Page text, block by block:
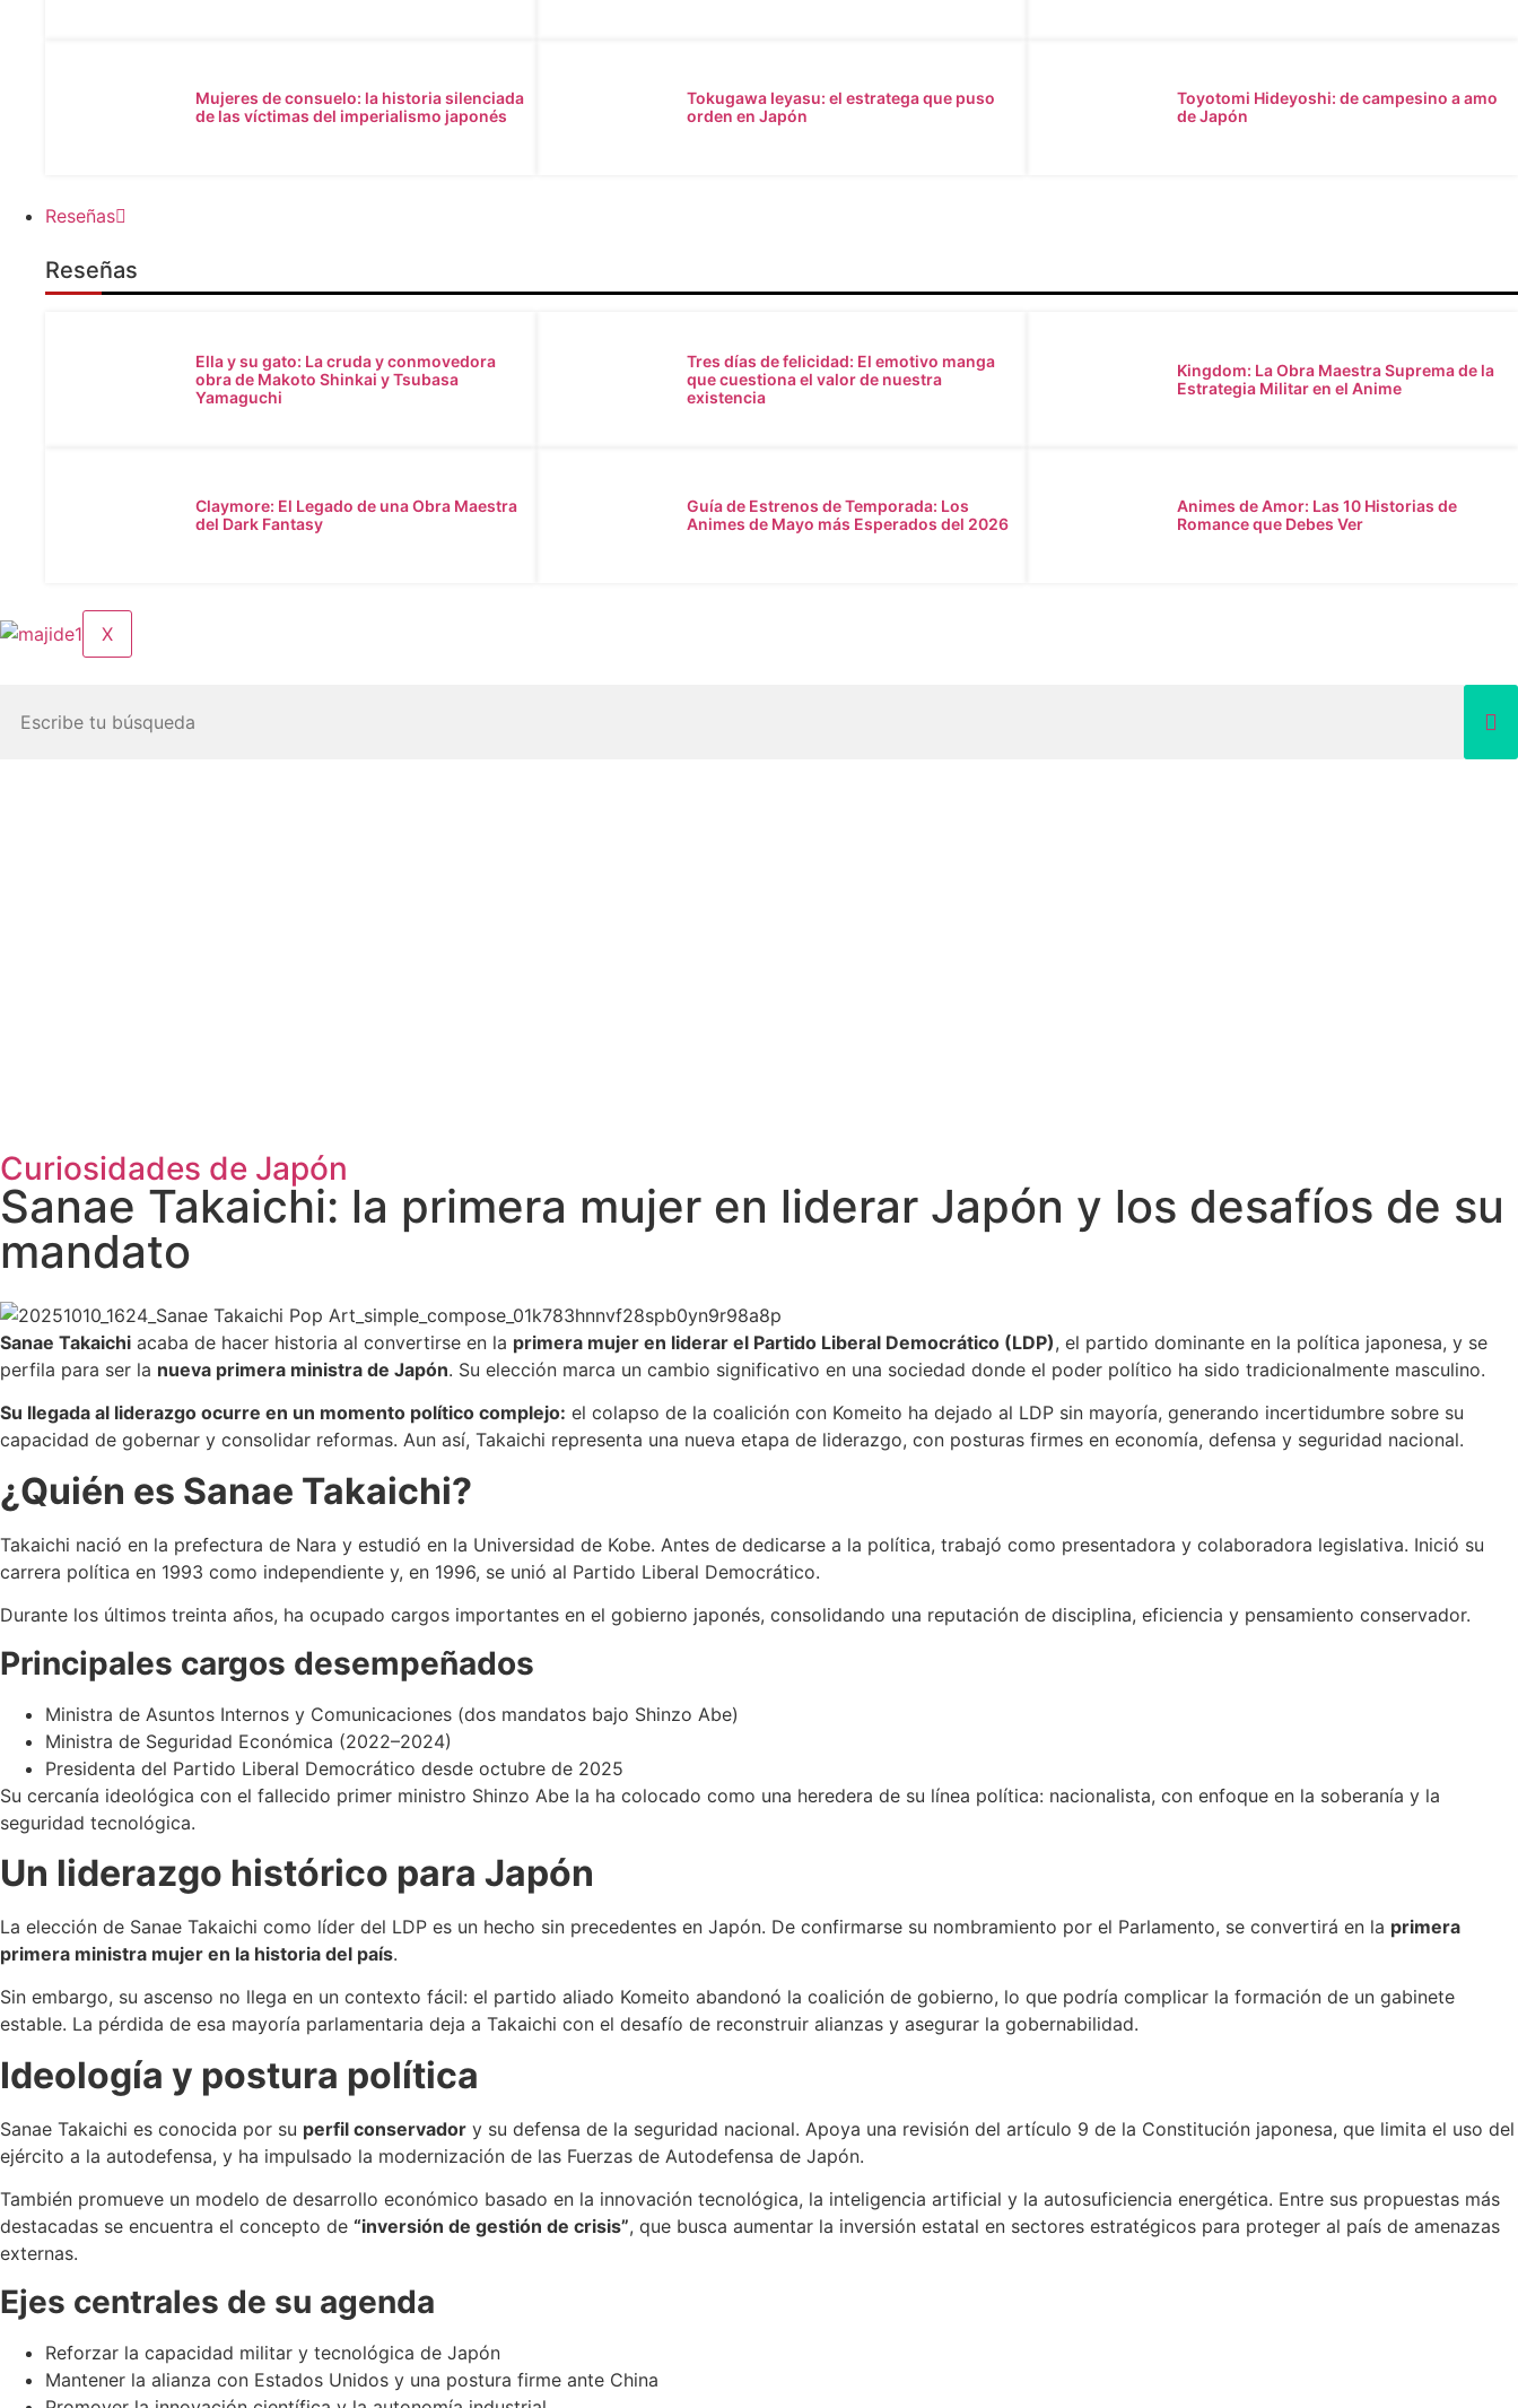
Mujeres de consuelo: la historia silenciada
de las víctimas del imperialismo japonés
Tokugawa Ieyasu: el estratega que puso
orden en Japón
Toyotomi Hideyoshi: de campesino a amo
de Japón
Reseñas
Reseñas
Ella y su gato: La cruda y conmovedora
obra de Makoto Shinkai y Tsubasa
Yamaguchi
Tres días de felicidad: El emotivo manga
que cuestiona el valor de nuestra
existencia
Kingdom: La Obra Maestra Suprema de la
Estrategia Militar en el Anime
Claymore: El Legado de una Obra Maestra
del Dark Fantasy
Guía de Estrenos de Temporada: Los
Animes de Mayo más Esperados del 2026
Animes de Amor: Las 10 Historias de
Romance que Debes Ver
X
Curiosidades de Japón
Sanae Takaichi: la primera mujer en liderar Japón y los desafíos de su
mandato
Sanae Takaichi acaba de hacer historia al convertirse en la primera mujer en liderar el Partido Liberal Democrático (LDP), el partido dominante en la política japonesa, y se
perfila para ser la nueva primera ministra de Japón. Su elección marca un cambio significativo en una sociedad donde el poder político ha sido tradicionalmente masculino.
Su llegada al liderazgo ocurre en un momento político complejo: el colapso de la coalición con Komeito ha dejado al LDP sin mayoría, generando incertidumbre sobre su
capacidad de gobernar y consolidar reformas. Aun así, Takaichi representa una nueva etapa de liderazgo, con posturas firmes en economía, defensa y seguridad nacional.
¿Quién es Sanae Takaichi?
Takaichi nació en la prefectura de Nara y estudió en la Universidad de Kobe. Antes de dedicarse a la política, trabajó como presentadora y colaboradora legislativa. Inició su
carrera política en 1993 como independiente y, en 1996, se unió al Partido Liberal Democrático.
Durante los últimos treinta años, ha ocupado cargos importantes en el gobierno japonés, consolidando una reputación de disciplina, eficiencia y pensamiento conservador.
Principales cargos desempeñados
Ministra de Asuntos Internos y Comunicaciones (dos mandatos bajo Shinzo Abe)
Ministra de Seguridad Económica (2022–2024)
Presidenta del Partido Liberal Democrático desde octubre de 2025
Su cercanía ideológica con el fallecido primer ministro Shinzo Abe la ha colocado como una heredera de su línea política: nacionalista, con enfoque en la soberanía y la
seguridad tecnológica.
Un liderazgo histórico para Japón
La elección de Sanae Takaichi como líder del LDP es un hecho sin precedentes en Japón. De confirmarse su nombramiento por el Parlamento, se convertirá en la primera
primera ministra mujer en la historia del país.
Sin embargo, su ascenso no llega en un contexto fácil: el partido aliado Komeito abandonó la coalición de gobierno, lo que podría complicar la formación de un gabinete
estable. La pérdida de esa mayoría parlamentaria deja a Takaichi con el desafío de reconstruir alianzas y asegurar la gobernabilidad.
Ideología y postura política
Sanae Takaichi es conocida por su perfil conservador y su defensa de la seguridad nacional. Apoya una revisión del artículo 9 de la Constitución japonesa, que limita el uso del
ejército a la autodefensa, y ha impulsado la modernización de las Fuerzas de Autodefensa de Japón.
También promueve un modelo de desarrollo económico basado en la innovación tecnológica, la inteligencia artificial y la autosuficiencia energética. Entre sus propuestas más
destacadas se encuentra el concepto de “inversión de gestión de crisis”, que busca aumentar la inversión estatal en sectores estratégicos para proteger al país de amenazas
externas.
Ejes centrales de su agenda
Reforzar la capacidad militar y tecnológica de Japón
Mantener la alianza con Estados Unidos y una postura firme ante China